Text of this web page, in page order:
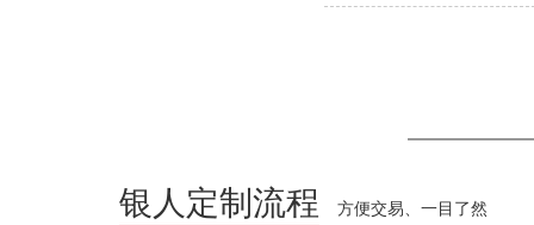
银人定制流程 方便交易、一目了然